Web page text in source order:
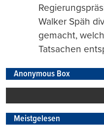
Walker Späh
gemacht,
Tatsachen
Anonymous Box
Meistgelesen